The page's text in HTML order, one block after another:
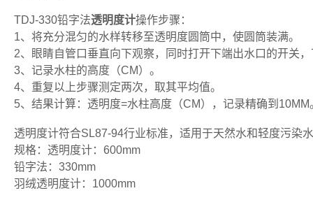
TDJ-330铅字法透明度计操作步骤：
1、将充分混匀的水样转移至透明度圆筒中，使圆筒装满。
2、眼睛自管口垂直向下观察，同时打开下端出水口的开关
3、记录水柱的高度（CM）。
4、重复以上步骤测定两次，取其平均值。
5、结果计算：透明度=水柱高度（CM），记录精确到10MM
透明度计符合SL87-94行业标准，适用于天然水和轻度污染
规格：透明度计：600mm
铅字法：330mm
羽绒透明度计：1000mm